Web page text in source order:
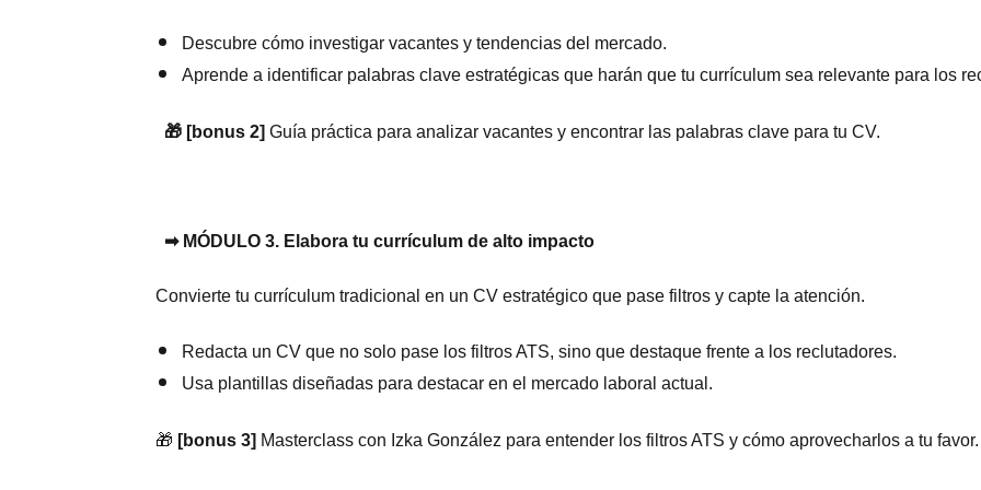
Descubre cómo investigar vacantes y tendencias del mercado.
Aprende a identificar palabras clave estratégicas que harán que tu currículum sea relevante para los
🎁 [bonus 2]Guía práctica para analizar vacantes y encontrar las palabras clave para tu CV.
➡MÓDULO 3. Elabora tu currículum de alto impacto
Convierte tu currículum tradicional en un CV estratégico que pase filtros y capte la atención.
Redacta un CV que no solo pase los filtros ATS, sino que destaque frente a los reclutadores.
Usa plantillas diseñadas para destacar en el mercado laboral actual.
🎁 [bonus 3] Masterclass con Izka González para entender los filtros ATS y cómo aprovecharlos a tu favor.